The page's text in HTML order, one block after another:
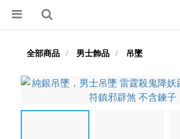
全部商品 男士飾品 吊墜